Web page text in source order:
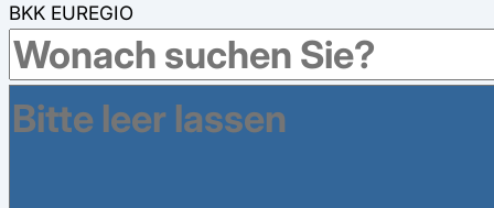
BKK EUREGIO
200€ Zuschuss für Online-Fitness-Kurse
HEK-Hanseatische Krankenkasse
HEK-eigene Online-Kurse (100%)
Gesundheitsreisen